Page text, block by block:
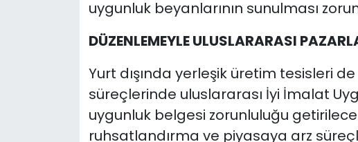
uygunluk beyanlarının sunulması
DÜZENLEMEYLE ULUSLARARASI
Yurt dışında yerleşik üretim tesisleri
süreçlerinde uluslararası İyi İmalat
uygunluk belgesi zorunluluğu
ruhsatlandırma ve piyasaya arz